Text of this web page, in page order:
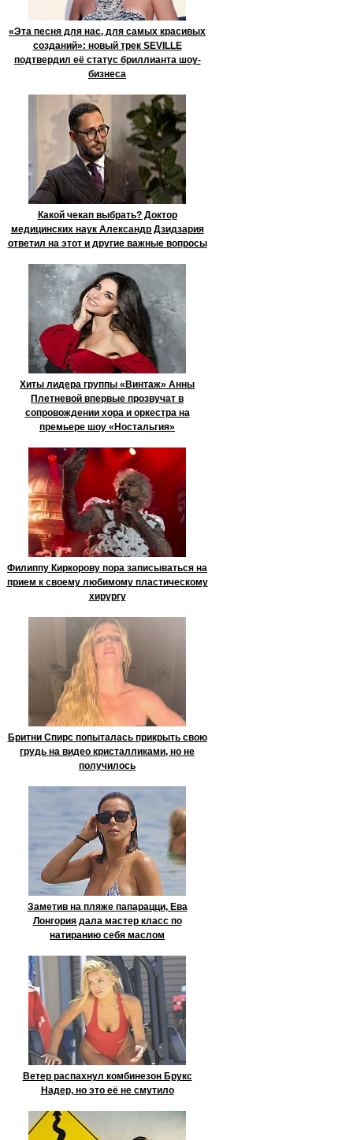
«Эта песня для нас, для самых красивых
созданий»: новый трек SEVILLE
подтвердил её статус бриллианта шоу-
бизнеса
Какой чекап выбрать? Доктор
медицинских наук Александр Дзидзария
ответил на этот и другие важные вопросы
Хиты лидера группы «Винтаж» Анны
Плетневой впервые прозвучат в
сопровождении хора и оркестра на
премьере шоу «Ностальгия»
Филиппу Киркорову пора записываться на
прием к своему любимому пластическому
хирургу
Бритни Спирс попыталась прикрыть свою
грудь на видео кристалликами, но не
получилось
Заметив на пляже папарацци, Ева
Лонгория дала мастер класс по
натиранию себя маслом
Ветер распахнул комбинезон Брукс
Надер, но это её не смутило